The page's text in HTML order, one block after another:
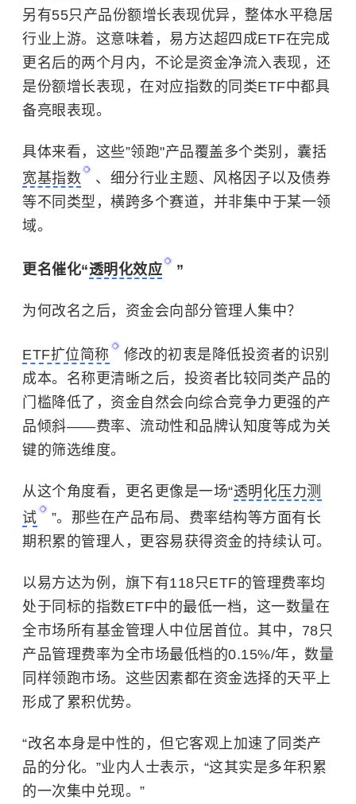
另有55只产品份额增长表现优异，整体水平稳居
行业上游。这意味着，易方达超四成ETF在完成
更名后的两个月内，不论是资金净流入表现，还
是份额增长表现，在对应指数的同类ETF中都具
备亮眼表现。
具体来看，这些”领跑"产品覆盖多个类别，囊括
宽基指数
、细分行业主题、风格因子以及债券
等不同类型，横跨多个赛道，并非集中于某一领
域。
更名催化“透明化效应 ”
为何改名之后，资金会向部分管理人集中？
ETF扩位简称
修改的初衷是降低投资者的识别
成本。名称更清晰之后，投资者比较同类产品的
门槛降低了，资金自然会向综合竞争力更强的产
品倾斜——费率、流动性和品牌认知度等成为关
键的筛选维度。
从这个角度看，更名更像是一场“透明化压力测
试
”。那些在产品布局、费率结构等方面有长
期积累的管理人，更容易获得资金的持续认可。
以易方达为例，旗下有118只ETF的管理费率均
处于同标的指数ETF中的最低一档，这一数量在
全市场所有基金管理人中位居首位。其中，78只
产品管理费率为全市场最低档的0.15%/年，数量
同样领跑市场。这些因素都在资金选择的天平上
形成了累积优势。
“改名本身是中性的，但它客观上加速了同类产
品的分化。”业内人士表示，“这其实是多年积累
的一次集中兑现。”